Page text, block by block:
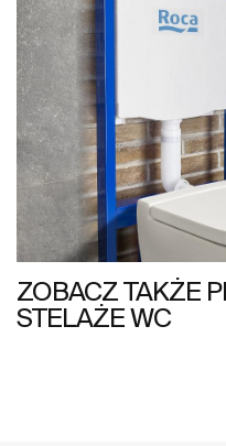
ZOBACZ TAKŻE
STELAŻE WC